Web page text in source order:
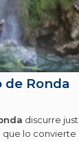
de Ronda
discurre
que lo